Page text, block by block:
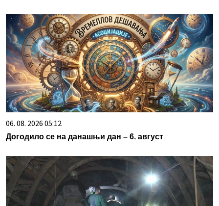
06. 08. 2026 05:12
Догодило се на данашњи дан – 6. август